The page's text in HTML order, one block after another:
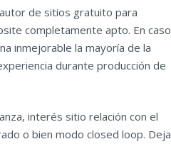
de sitios gratuito para
completamente apto. En caso
inmejorable la mayoría de la
durante producción de
interés sitio relación con el
o bien modo closed loop. Deja